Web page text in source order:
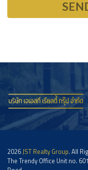
2026 JST Realty Group. All
The Trendy Office Unit no.